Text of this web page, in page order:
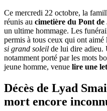
Ce mercredi 22 octobre, la
réunis au cimetière du Pont de
un ultime hommage. Les
permis à tous ceux qui ont aimé
si grand soleil de lui dire adieu.
notamment porté par les mots
jeune homme, venue lire une
Décès de Lyad
mort encore